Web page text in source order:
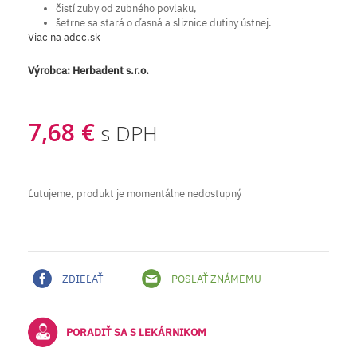
čistí zuby od zubného povlaku,
šetrne sa stará o ďasná a sliznice dutiny ústnej.
Viac na adcc.sk
Výrobca: Herbadent s.r.o.
7,68 € s DPH
Ľutujeme, produkt je momentálne nedostupný
ZDIEĽAŤ POSLAŤ ZNÁMEMU
PORADIŤ SA S LEKÁRNIKOM